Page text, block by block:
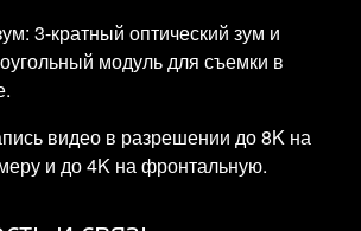
3-кратный оптический зум и
модуль для съемки в
видео в разрешении до 8K на
и до 4K на фронтальную.